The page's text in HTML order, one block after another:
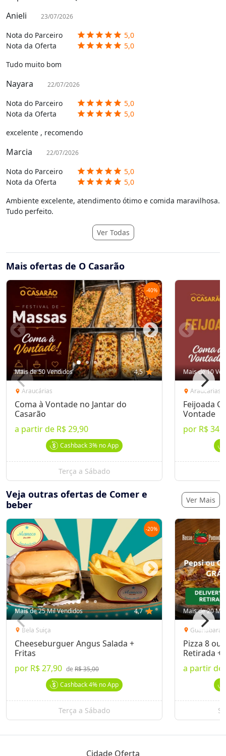
Anieli
23/07/2026
Nota do Parceiro star star star star star 5,0
Nota da Oferta
star star star star star 5,0
Tudo muito bom
Nayara 22/07/2026
Nota do Parceiro star star star star star 5,0
Nota da Oferta
star star star star star 5,0
excelente , recomendo
Marcia 22/07/2026
Nota do Parceiro star star star star star 5,0
Nota da Oferta
star star star star star 5,0
Ambiente excelente, atendimento ótimo e comida maravilhosa.
Tudo perfeito.
Ver Todas
Mais ofertas de O Casarão
-40%
Mais de 50 Vendidos 4,5 star
location_on Araucárias
Coma à Vontade no Jantar do
Casarão
a partir de R$ 29,90
Cashback3%no App
Terça a Sábado
Mais de 10
location_on Araucárias
Feijoada
Vontade
por R$
Veja outras ofertas de Comer e
beber
Ver Mais
-20%
Mais de 25 Mil Vendidos 4,7 star
location_on Bela Suiça
Cheeseburguer Angus Salada +
Fritas
por R$ 27,90 deR$ 35,00
Cashback4%no App
Terça a Sábado
Mais de 20 Mil
location_on Guanabara
Pizza 8 ou
Retirada +
a partir de
Cidade Oferta